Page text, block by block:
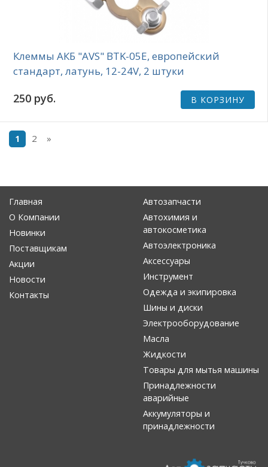
Клеммы АКБ "AVS" BTK-05E, европейский
стандарт, латунь, 12-24V, 2 штуки
250 руб. В КОРЗИНУ
1 2 »
Главная
О Компании
Новинки
Поставщикам
Акции
Новости
Контакты
Автозапчасти
Автохимия и
автокосметика
Автоэлектроника
Аксессуары
Инструмент
Одежда и экипировка
Шины и диски
Электрооборудование
Масла
Жидкости
Товары для мытья машины
Принадлежности
аварийные
Аккумуляторы и
принадлежности